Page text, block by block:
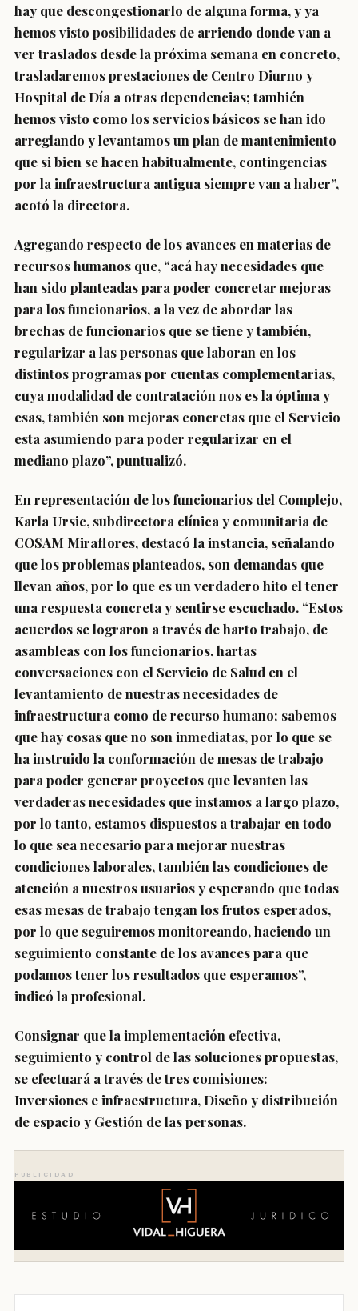
hay que descongestionarlo de alguna forma, y ya
hemos visto posibilidades de arriendo donde van a
ver traslados desde la próxima semana en concreto,
trasladaremos prestaciones de Centro Diurno y
Hospital de Día a otras dependencias; también
hemos visto como los servicios básicos se han ido
arreglando y levantamos un plan de mantenimiento
que si bien se hacen habitualmente, contingencias
por la infraestructura antigua siempre van a haber”,
acotó la directora.
Agregando respecto de los avances en materias de
recursos humanos que, “acá hay necesidades que
han sido planteadas para poder concretar mejoras
para los funcionarios, a la vez de abordar las
brechas de funcionarios que se tiene y también,
regularizar a las personas que laboran en los
distintos programas por cuentas complementarias,
cuya modalidad de contratación nos es la óptima y
esas, también son mejoras concretas que el Servicio
esta asumiendo para poder regularizar en el
mediano plazo”, puntualizó.
En representación de los funcionarios del Complejo,
Karla Ursic, subdirectora clínica y comunitaria de
COSAM Miraflores, destacó la instancia, señalando
que los problemas planteados, son demandas que
llevan años, por lo que es un verdadero hito el tener
una respuesta concreta y sentirse escuchado. “Estos
acuerdos se lograron a través de harto trabajo, de
asambleas con los funcionarios, hartas
conversaciones con el Servicio de Salud en el
levantamiento de nuestras necesidades de
infraestructura como de recurso humano; sabemos
que hay cosas que no son inmediatas, por lo que se
ha instruido la conformación de mesas de trabajo
para poder generar proyectos que levanten las
verdaderas necesidades que instamos a largo plazo,
por lo tanto, estamos dispuestos a trabajar en todo
lo que sea necesario para mejorar nuestras
condiciones laborales, también las condiciones de
atención a nuestros usuarios y esperando que todas
esas mesas de trabajo tengan los frutos esperados,
por lo que seguiremos monitoreando, haciendo un
seguimiento constante de los avances para que
podamos tener los resultados que esperamos”,
indicó la profesional.
Consignar que la implementación efectiva,
seguimiento y control de las soluciones propuestas,
se efectuará a través de tres comisiones:
Inversiones e infraestructura, Diseño y distribución
de espacio y Gestión de las personas.
PUBLICIDAD